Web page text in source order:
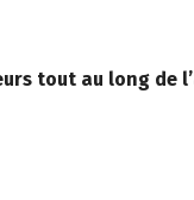
tout au long de